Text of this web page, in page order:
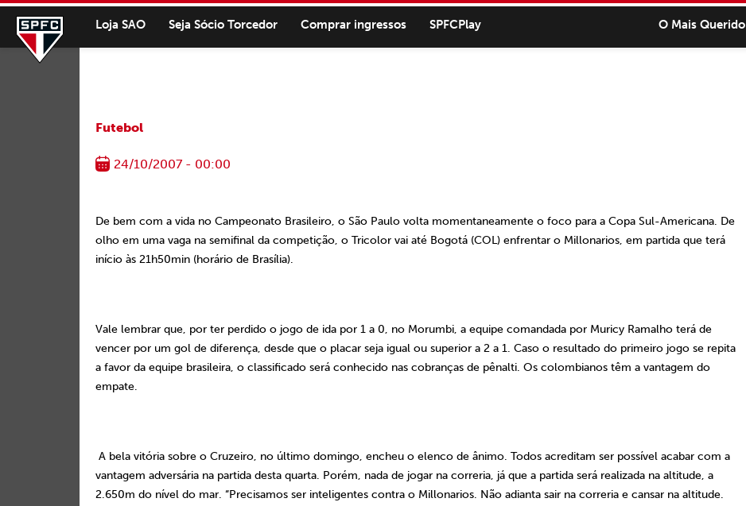
Loja SAO Seja Sócio Torcedor Comprar ingressos SPFCPlay O Mais Querido
Futebol
24/10/2007 - 00:00
De bem com a vida no Campeonato Brasileiro, o São Paulo volta momentaneamente o foco para a Copa Sul-Americana. De
olho em uma vaga na semifinal da competição, o Tricolor vai até Bogotá (COL) enfrentar o Millonarios, em partida que terá
início às 21h50min (horário de Brasília).
Vale lembrar que, por ter perdido o jogo de ida por 1 a 0, no Morumbi, a equipe comandada por Muricy Ramalho terá de
vencer por um gol de diferença, desde que o placar seja igual ou superior a 2 a 1. Caso o resultado do primeiro jogo se repita
a favor da equipe brasileira, o classificado será conhecido nas cobranças de pênalti. Os colombianos têm a vantagem do
empate.
A bela vitória sobre o Cruzeiro, no último domingo, encheu o elenco de ânimo. Todos acreditam ser possível acabar com a
vantagem adversária na partida desta quarta. Porém, nada de jogar na correria, já que a partida será realizada na altitude, a
2.650m do nível do mar. “Precisamos ser inteligentes contra o Millonarios. Não adianta sair na correria e cansar na altitude.